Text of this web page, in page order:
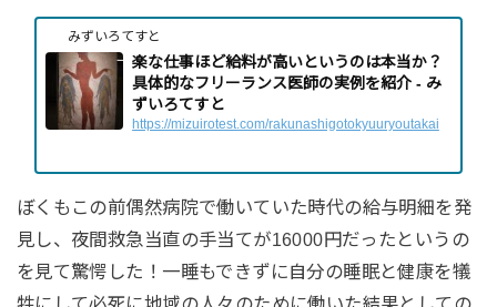
みずいろてすと
楽な仕事ほど給料が高いというのは本当か？
具体的なフリーランス医師の実例を紹介 - み
ずいろてすと
https://mizuirotest.com/rakunashigotokyuuryoutakai
ぼくもこの前偶然病院で働いていた時代の給与明細を発
見し、夜間救急当直の手当てが16000円だったというの
を見て驚愕した！一睡もできずに自分の睡眠と健康を犠